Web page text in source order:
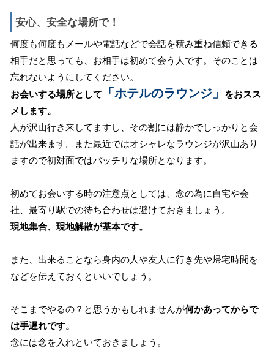
安心、安全な場所で！
何度も何度もメールや電話などで会話を積み重ね信頼できる
相手だと思っても、お相手は初めて会う人です。そのことは
忘れないようにしてください。
お会いする場所として
「ホテルのラウンジ」
をおスス
メします。
人が沢山行き来してますし、その割には静かでしっかりと会
話が出来ます。また最近ではオシャレなラウンジが沢山あり
ますので初対面ではバッチリな場所となります。
初めてお会いする時の注意点としては、念の為に自宅や会
社、最寄り駅での待ち合わせは避けておきましょう。
現地集合、現地解散が基本です。
また、出来ることなら身内の人や友人に行き先や帰宅時間を
などを伝えておくといいでしょう。
そこまでやるの？と思うかもしれませんが何かあってからで
は手遅れです。
念には念を入れといておきましょう。